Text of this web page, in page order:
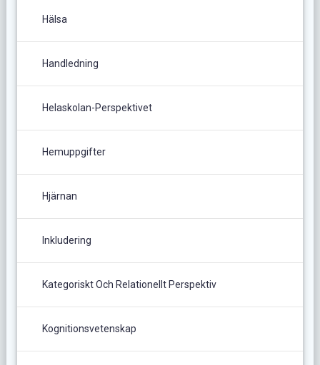
Hälsa
Handledning
Helaskolan-Perspektivet
Hemuppgifter
Hjärnan
Inkludering
Kategoriskt Och Relationellt Perspektiv
Kognitionsvetenskap